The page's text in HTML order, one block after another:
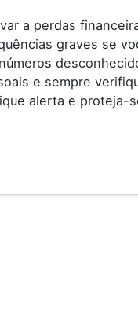
a perdas
graves se
e sempre
alerta e proteja-